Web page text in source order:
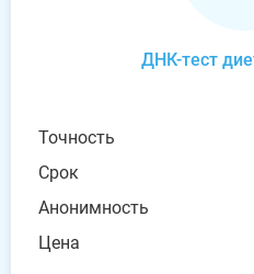
ДНК-тест
Точность
Срок
Анонимность
Цена